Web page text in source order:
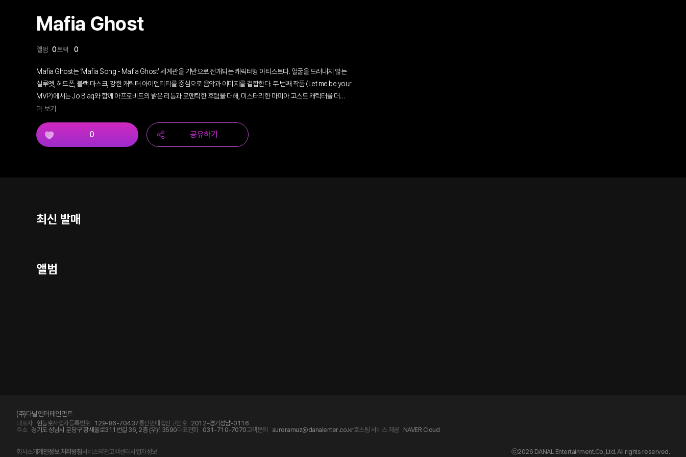
Mafia Ghost
앨범 0트랙 0
Mafia Ghost는 ‘Mafia Song - Mafia Ghost’ 세계관을 기반으로 전개되는 캐릭터형 아티스트다. 얼굴을 드러내지 않는
실루엣, 헤드폰, 블랙 마스크, 강한 캐릭터 아이덴티티를 중심으로 음악과 이미지를 결합한다. 두 번째 작품 〈Let me be your
MVP〉에서는 Jo Blaq와 함께 아프로비트의 밝은 리듬과 로맨틱한 후렴을 더해, 미스터리한 마피아 고스트 캐릭터를 더
대중적이고 트로피컬한 무드로 확장한다.
더 보기
0 공유하기
최신 발매
앨범
(주)다날엔터테인먼트
대표자 현능호사업자등록번호 129-86-70437통신판매업신고번호 2012-경기성남-0116
주소 경기도 성남시 분당구 황새울로311번길 36, 2층 (우)13590대표전화 031-710-7070고객문의 auroramuz@danalenter.co.kr호스팅 서비스 제공 NAVER Cloud
회사소개개인정보 처리방침서비스약관고객센터사업자정보 ⓒ2026 DANAL Entertainment.Co.,Ltd. All rights reserved.